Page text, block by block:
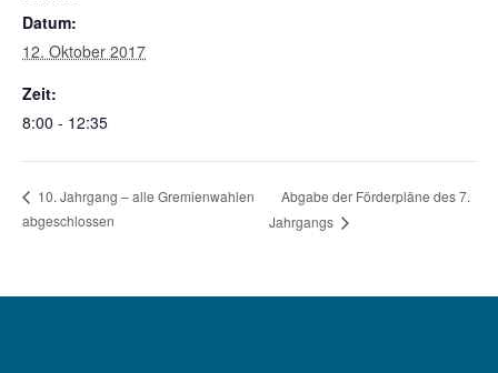
Datum:
12. Oktober 2017
Zeit:
8:00 - 12:35
10. Jahrgang – alle Gremienwahlen
abgeschlossen
Abgabe der Förderpläne des 7.
Jahrgangs